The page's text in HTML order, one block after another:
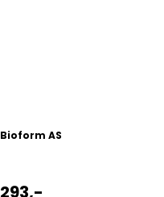
Bioform AS
293,-